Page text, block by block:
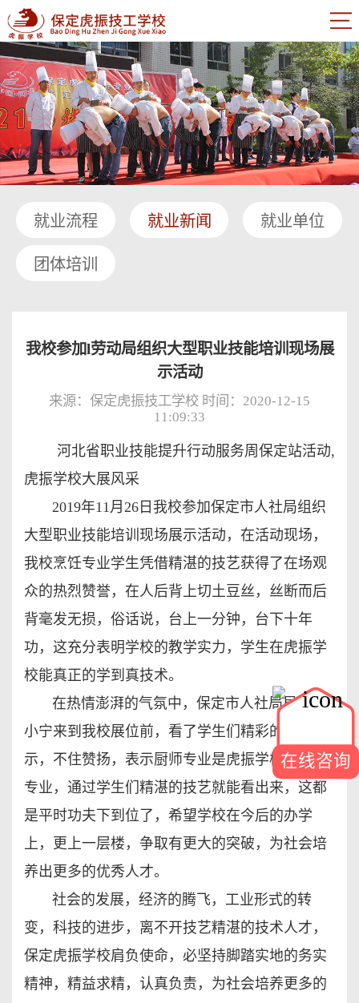
就业流程 就业新闻 就业单位
团体培训
我校参加l劳动局组织大型职业技能培训现场展
示活动
来源：保定虎振技工学校 时间：2020-12-15
11:09:33
河北省职业技能提升行动服务周保定站活动,
虎振学校大展风采
2019年11月26日我校参加保定市人社局组织
大型职业技能培训现场展示活动，在活动现场，
我校烹饪专业学生凭借精湛的技艺获得了在场观
众的热烈赞誉，在人后背上切土豆丝，丝断而后
背毫发无损，俗话说，台上一分钟，台下十年
功，这充分表明学校的教学实力，学生在虎振学
校能真正的学到真技术。
在热情澎湃的气氛中，保定市人社局局长杨
小宁来到我校展位前，看了学生们精彩的技术演
示，不住赞扬，表示厨师专业是虎振学校的传统
专业，通过学生们精湛的技艺就能看出来，这都
是平时功夫下到位了，希望学校在今后的办学
上，更上一层楼，争取有更大的突破，为社会培
养出更多的优秀人才。
社会的发展，经济的腾飞，工业形式的转
变，科技的进步，离不开技艺精湛的技术人才，
保定虎振学校肩负使命，必坚持脚踏实地的务实
精神，精益求精，认真负责，为社会培养更多的
在线咨询